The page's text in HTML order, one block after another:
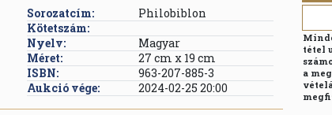
Sorozatcím:
Philobiblon
Kötetszám:
Nyelv:
Magyar
Méret:
27 cm x 19 cm
ISBN:
963-207-885-3
Aukció vége:
2024-02-25 20:00
tétel
a